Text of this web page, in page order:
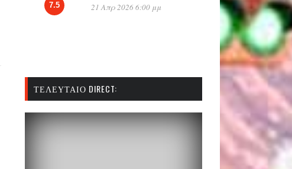
7.5 21 Απρ 2026 6:00 μμ
ΤΕΛΕΥΤΑΊΟ DIRECT: